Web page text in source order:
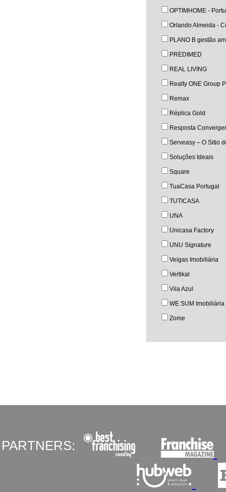
OPTIMHOME -
Orlando Almeida -
PLANO B gestão
PREDIMED
REAL LIVING
Realty ONE Group
Remax
Réplica Gold
Resposta
Serveasy – O Sitio
Soluções Ideais
Square
TuaCasa Portugal
TUTICASA
UNA
Unicasa Factory
UNU Signature
Veigas Imobiliária
Vertikal
Vila Azul
WE SUM Imobiliária
Zome
PARTNERS: